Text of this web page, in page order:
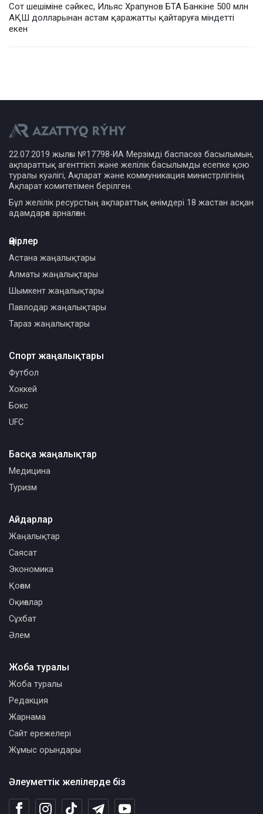
Сот шешіміне сәйкес, Ильяс Храпунов БТА Банкіне 500 млн
АҚШ долларынан астам қаражатты қайтаруға міндетті
екен
22.07.2019 жылғы №17798-ИА Мерзімді баспасөз басылымын,
ақпараттық агенттікті және желілік басылымды есепке қою
туралы куәлігі, Ақпарат және коммуникация министрлігінің
Ақпарат комитетімен берілген.
Бұл желілік ресурстың ақпараттық өнімдері 18 жастан асқан
адамдарға арналған.
Өңірлер
Астана жаңалықтары
Алматы жаңалықтары
Шымкент жаңалықтары
Павлодар жаңалықтары
Тараз жаңалықтары
Спорт жаңалықтары
Футбол
Хоккей
Бокс
UFC
Басқа жаңалықтар
Медицина
Туризм
Әлеуметтік желілерде біз
Айдарлар
Жаңалықтар
Саясат
Экономика
Қоғам
Оқиғалар
Сұхбат
Әлем
Жоба туралы
Жоба туралы
Редакция
Жарнама
Сайт ережелері
Жұмыс орындары